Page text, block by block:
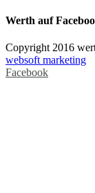
Werth auf
Copyright 2016
websoft marketing
Facebook